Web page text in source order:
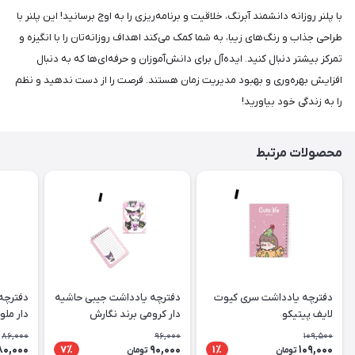
با پلنر روزانه دانشمند آبرنگ، خلاقیت و برنامه‌ریزی را به اوج برسانید! این پلنر با
طراحی جذاب و رنگ‌های زیبا، به شما کمک می‌کند اهداف روزانه‌تان را با انگیزه و
تمرکز بیشتر دنبال کنید. ایده‌آل برای دانش‌آموزان و حرفه‌ای‌ها که به دنبال
افزایش بهره‌وری و بهبود مدیریت زمان هستند. فرصت را از دست ندهید و نظم
را به زندگی خود بیاورید!
محصولات مرتبط
دفترچه یادداشت سری کیوت
لایف پیتیکو
109,500
109,000 تومان 1٪
دفترچه یادداشت جیبی حاشیه
دار کرومی برند نگارش
96,000
90,000 تومان 7٪
دار
86,000